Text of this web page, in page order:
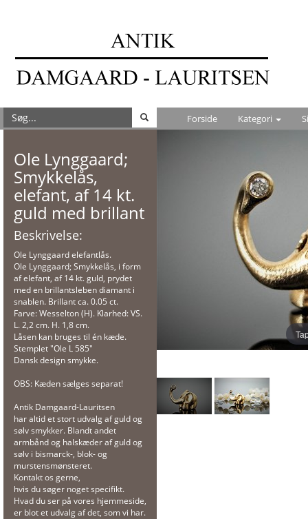
Forside Kategori
Ole Lynggaard;
Smykkelås,
elefant, af 14 kt.
guld med brillant
Beskrivelse:
Ole Lynggaard elefantlås.
Ole Lynggaard; Smykkelås, i form
af elefant, af 14 kt. guld, prydet
med en brillantsleben diamant i
snablen. Brillant ca. 0.05 ct.
Farve: Wesselton (H). Klarhed: VS.
L. 2,2 cm. H. 1,8 cm.
Låsen kan bruges til én kæde.
Stemplet "Ole L 585"
Dansk design smykke.
OBS: Kæden sælges separat!
Antik Damgaard-Lauritsen
har altid et stort udvalg af guld og
sølv smykker. Blandt andet
armbånd og halskæder af guld og
sølv i bismarck-, blok- og
murstensmønsteret.
Kontakt os gerne,
hvis du søger noget specifikt.
Hvad du ser på vores hjemmeside,
er blot et udvalg af det, som vi har.